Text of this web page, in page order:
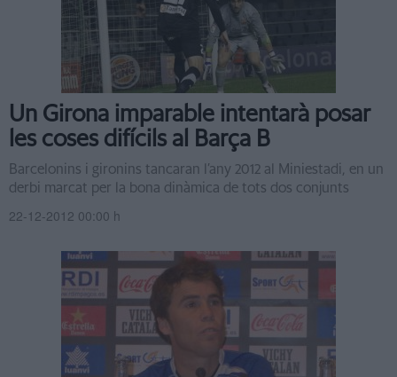
Un Girona imparable intentarà posar
les coses difícils al Barça B
Barcelonins i gironins tancaran l’any 2012 al Miniestadi, en un
derbi marcat per la bona dinàmica de tots dos conjunts
22-12-2012 00:00 h